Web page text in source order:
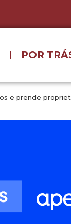
POR
e prende